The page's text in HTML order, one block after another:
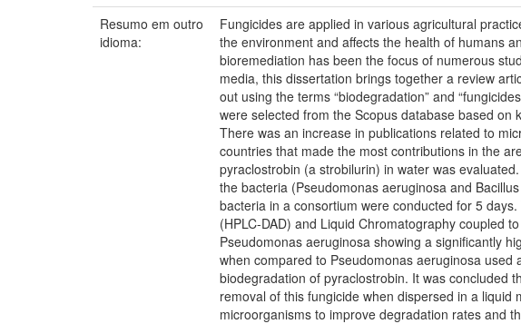
Resumo em outro
idioma:
Fungicides are applied in various agricultural
the environment and affects the health of humans
bioremediation has been the focus of numerous
media, this dissertation brings together a review
out using the terms “biodegradation” and
were selected from the Scopus database based on
There was an increase in publications related to
countries that made the most contributions in the
pyraclostrobin (a strobilurin) in water was
the bacteria (Pseudomonas aeruginosa and
bacteria in a consortium were conducted for 5
(HPLC-DAD) and Liquid Chromatography coupled
Pseudomonas aeruginosa showing a significantly
when compared to Pseudomonas aeruginosa
biodegradation of pyraclostrobin. It was concluded
removal of this fungicide when dispersed in a
microorganisms to improve degradation rates and